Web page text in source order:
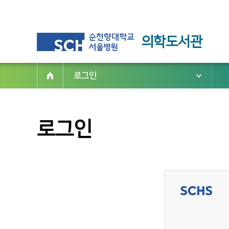
의학도서관
로그인
로그인